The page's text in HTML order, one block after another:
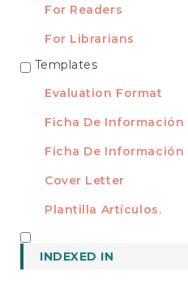
For Readers
For Librarians
TEMPLATES
Templates
Evaluation Format
Ficha De Información
Ficha De Información
Cover Letter
Plantilla Artículos.
INDEXED IN